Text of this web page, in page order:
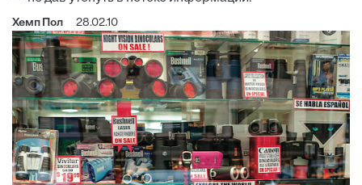
Хемп Пол 28.02.10